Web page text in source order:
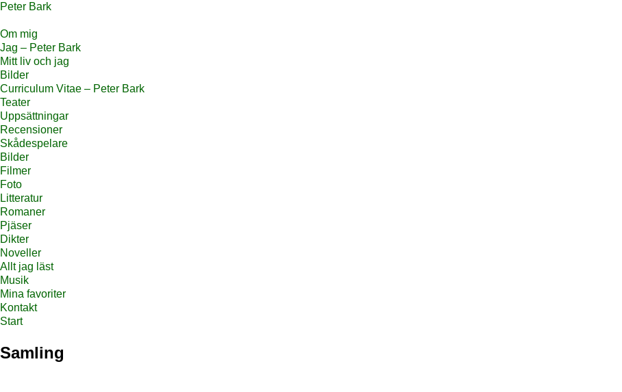
Peter Bark
Om mig
Jag – Peter Bark
Mitt liv och jag
Bilder
Curriculum Vitae – Peter Bark
Teater
Uppsättningar
Recensioner
Skådespelare
Bilder
Filmer
Foto
Litteratur
Romaner
Pjäser
Dikter
Noveller
Allt jag läst
Musik
Mina favoriter
Kontakt
Start
Samling